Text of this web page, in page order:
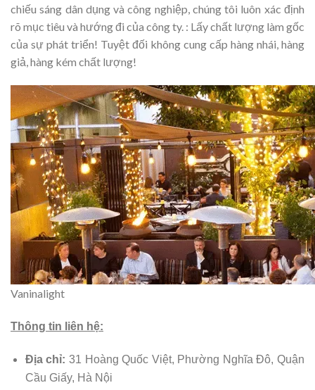
chiếu sáng dân dụng và công nghiệp, chúng tôi luôn xác định
rõ mục tiêu và hướng đi của công ty. : Lấy chất lượng làm gốc
của sự phát triển! Tuyệt đối không cung cấp hàng nhái, hàng
giả, hàng kém chất lượng!
Vaninalight
Thông tin liên hệ:
Địa chỉ: 31 Hoàng Quốc Việt, Phường Nghĩa Đô, Quận
Cầu Giấy, Hà Nội